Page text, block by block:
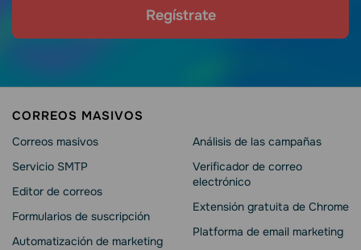
Regístrate
CORREOS MASIVOS
Correos masivos
Servicio SMTP
Editor de correos
Formularios de suscripción
Automatización de marketing
Análisis de las campañas
Verificador de correo
electrónico
Extensión gratuita de Chrome
Platforma de email marketing